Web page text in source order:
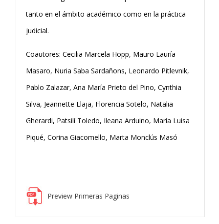
tanto en el ámbito académico como en la práctica
judicial.
Coautores: Cecilia Marcela Hopp, Mauro Lauría
Masaro, Nuria Saba Sardañons, Leonardo Pitlevnik,
Pablo Zalazar, Ana María Prieto del Pino, Cynthia
Silva, Jeannette Llaja, Florencia Sotelo, Natalia
Gherardi, Patsilí Toledo, Ileana Arduino, María Luisa
Piqué, Corina Giacomello, Marta Monclús Masó
Preview Primeras Paginas